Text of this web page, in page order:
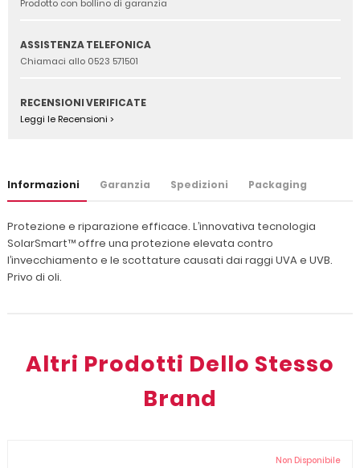
Prodotto con bollino di garanzia
ASSISTENZA TELEFONICA
Chiamaci allo 0523 571501
RECENSIONI VERIFICATE
Leggi le Recensioni >
Informazioni Garanzia Spedizioni Packaging
Protezione e riparazione efficace. L’innovativa tecnologia
SolarSmart™ offre una protezione elevata contro
l’invecchiamento e le scottature causati dai raggi UVA e UVB.
Privo di oli.
Altri Prodotti Dello Stesso
Brand
Non Disponibile